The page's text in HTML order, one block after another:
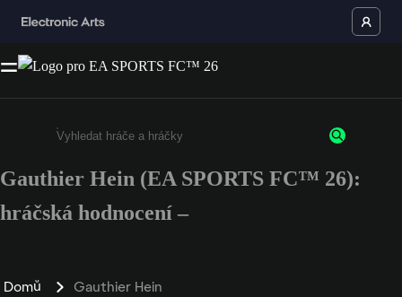
Enter a minimum of 3 characters or numbers
Gauthier Hein (EA SPORTS FC™ 26):
hráčská hodnocení –
Domů Gauthier Hein